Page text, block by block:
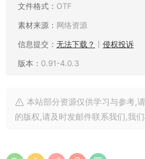
文件格式： OTF
素材来源： 网络资源
信息提交： 无法下载？
侵权投诉
版本： 0.91-4.0.3
本站部分资源仅供学习与参考,
的版权,请及时发邮件联系我们,我